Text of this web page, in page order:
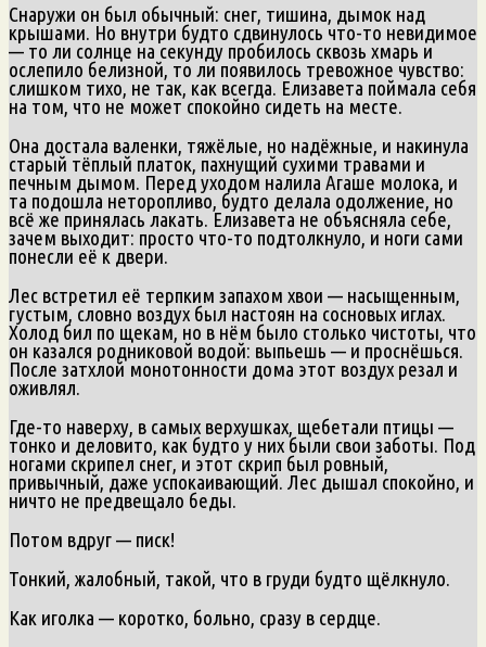
Снаружи он был обычный: снег, тишина, дымок над
крышами. Но внутри будто сдвинулось что-то невидимое
— то ли солнце на секунду пробилось сквозь хмарь и
ослепило белизной, то ли появилось тревожное чувство:
слишком тихо, не так, как всегда. Елизавета поймала себя
на том, что не может спокойно сидеть на месте.
Она достала валенки, тяжёлые, но надёжные, и накинула
старый тёплый платок, пахнущий сухими травами и
печным дымом. Перед уходом налила Агаше молока, и
та подошла неторопливо, будто делала одолжение, но
всё же принялась лакать. Елизавета не объясняла себе,
зачем выходит: просто что-то подтолкнуло, и ноги сами
понесли её к двери.
Лес встретил её терпким запахом хвои — насыщенным,
густым, словно воздух был настоян на сосновых иглах.
Холод бил по щекам, но в нём было столько чистоты, что
он казался родниковой водой: выпьешь — и проснёшься.
После затхлой монотонности дома этот воздух резал и
оживлял.
Где-то наверху, в самых верхушках, щебетали птицы —
тонко и деловито, как будто у них были свои заботы. Под
ногами скрипел снег, и этот скрип был ровный,
привычный, даже успокаивающий. Лес дышал спокойно, и
ничто не предвещало беды.
Потом вдруг — писк!
Тонкий, жалобный, такой, что в груди будто щёлкнуло.
Как иголка — коротко, больно, сразу в сердце.